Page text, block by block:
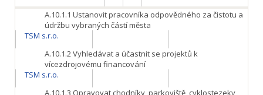
A.10.1.1 Ustanovit pracovníka odpovědného za čistotu a
údržbu vybraných částí města
TSM s.r.o.
A.10.1.2Vyhledávat a účastnit se projektů k
vícezdrojovému financování
TSM s.r.o.
A.10.1.3 Opravovat chodníky, parkoviště, cyklostezeky